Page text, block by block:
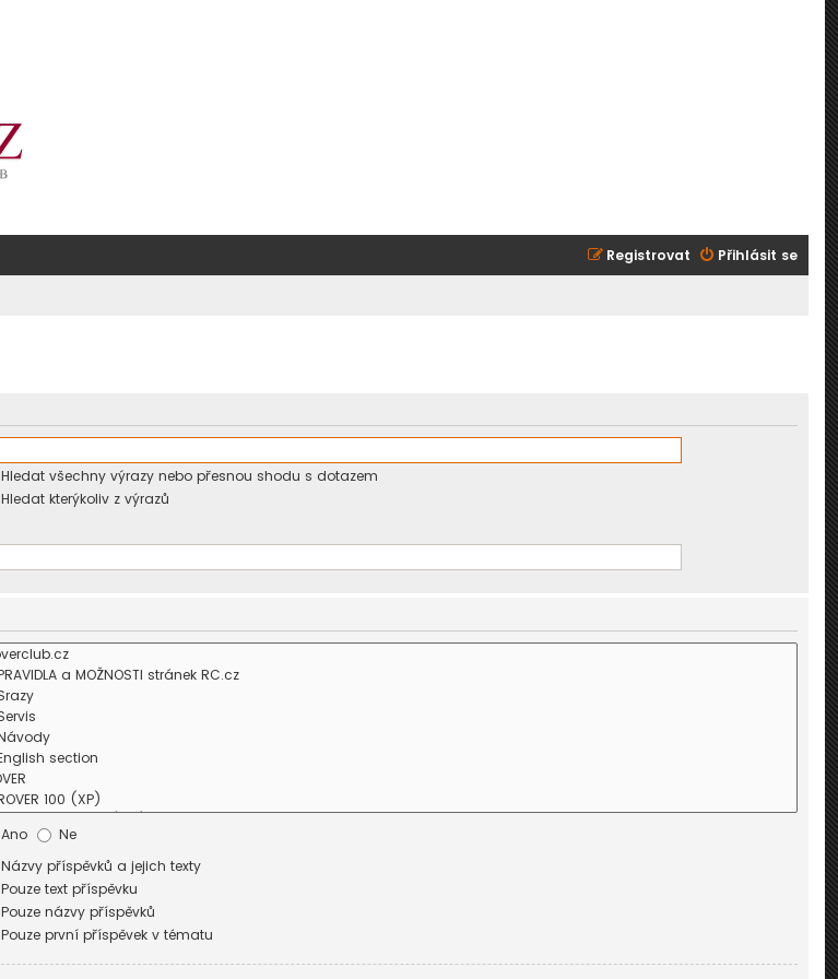
Přihlásit se
Registrovat
Hledat všechny výrazy nebo přesnou shodu s dotazem
Hledat kterýkoliv z výrazů
Ano
Ne
Názvy příspěvků a jejich texty
Pouze text příspěvku
Pouze názvy příspěvků
Pouze první příspěvek v tématu